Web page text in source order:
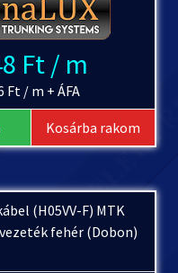
Ft / m
Ft / m + ÁFA
Kosárba rakom
(H05VV-F) MTK
fehér (Dobon)